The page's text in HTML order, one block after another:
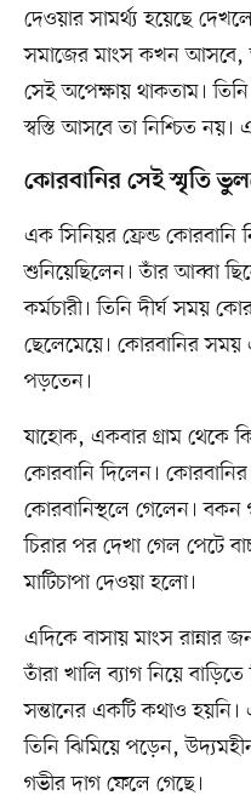
দেওয়ার সামর্থ্য হয়েছে
সমাজের মাংস কখন আসবে,
সেই অপেক্ষায় থাকতাম।
স্বস্তি আসবে তা নিশ্চিত নয়।
কোরবানির সেই স্মৃতি
এক সিনিয়র ফ্রেন্ড
শুনিয়েছিলেন। তাঁর আব্বা
কর্মচারী। তিনি দীর্ঘ সময়
ছেলেমেয়ে। কোরবানির সময়
পড়তেন।
যাহোক, একবার গ্রাম থেকে
কোরবানি দিলেন।
কোরবানিস্থলে গেলেন।
চিরার পর দেখা গেল পেটে
মাটিচাপা দেওয়া হলো।
এদিকে বাসায় মাংস রান্নার
তাঁরা খালি ব্যাগ নিয়ে
সন্তানের একটি কথাও
তিনি ঝিমিয়ে পড়েন,
গভীর দাগ ফেলে গেছে।